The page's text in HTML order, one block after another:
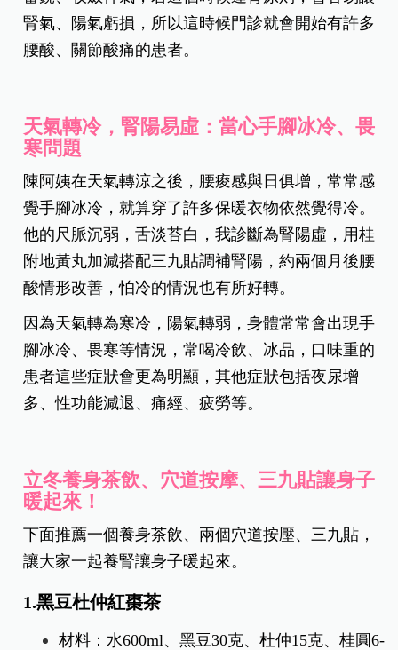
腎氣、陽氣虧損，所以這時候門診就會開始有許多
腰酸、關節酸痛的患者。
天氣轉冷，腎陽易虛：當心手腳冰冷、畏
寒問題
陳阿姨在天氣轉涼之後，腰痠感與日俱增，常常感
覺手腳冰冷，就算穿了許多保暖衣物依然覺得冷。
他的尺脈沉弱，舌淡苔白，我診斷為腎陽虛，用桂
附地黃丸加減搭配三九貼調補腎陽，約兩個月後腰
酸情形改善，怕冷的情況也有所好轉。
因為天氣轉為寒冷，陽氣轉弱，身體常常會出現手
腳冰冷、畏寒等情況，常喝冷飲、冰品，口味重的
患者這些症狀會更為明顯，其他症狀包括夜尿增
多、性功能減退、痛經、疲勞等。
立冬養身茶飲、穴道按摩、三九貼讓身子
暖起來！
下面推薦一個養身茶飲、兩個穴道按壓、三九貼，
讓大家一起養腎讓身子暖起來。
1.黑豆杜仲紅棗茶
材料：水600ml、黑豆30克、杜仲15克、桂圓6-